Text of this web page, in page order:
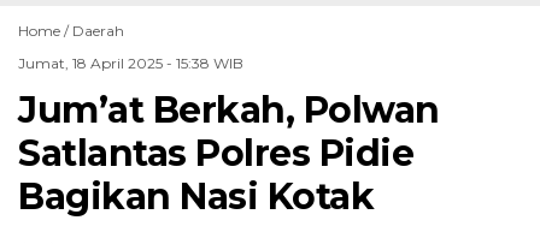
Home / Daerah
Jumat, 18 April 2025 - 15:38 WIB
Jum’at Berkah, Polwan
Satlantas Polres Pidie
Bagikan Nasi Kotak